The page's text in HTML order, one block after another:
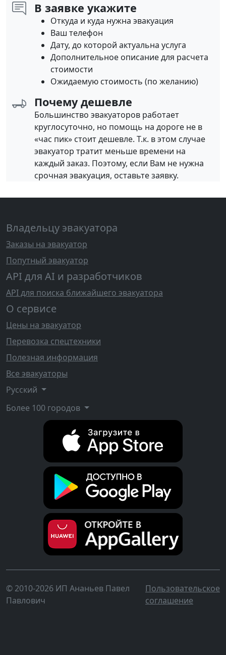
В заявке укажите
Откуда и куда нужна эвакуация
Ваш телефон
Дату, до которой актуальна услуга
Дополнительное описание для расчета
стоимости
Ожидаемую стоимость (по желанию)
Почему дешевле
Большинство эвакуаторов работает
круглосуточно, но помощь на дороге не в
«час пик» стоит дешевле. Т.к. в этом случае
эвакуатор тратит меньше времени на
каждый заказ. Поэтому, если Вам не нужна
срочная эвакуация, оставьте заявку.
Владельцу эвакуатора
Заказы на эвакуатор
Попутный эвакуатор
API для AI и разработчиков
API для поиска ближайшего эвакуатора
О сервисе
Цены на эвакуатор
Перевозка спецтехники
Полезная информация
Все эвакуаторы
Русский
Более 100 городов
© 2010-2026 ИП Ананьев Павел
Павлович
Пользовательское
соглашение